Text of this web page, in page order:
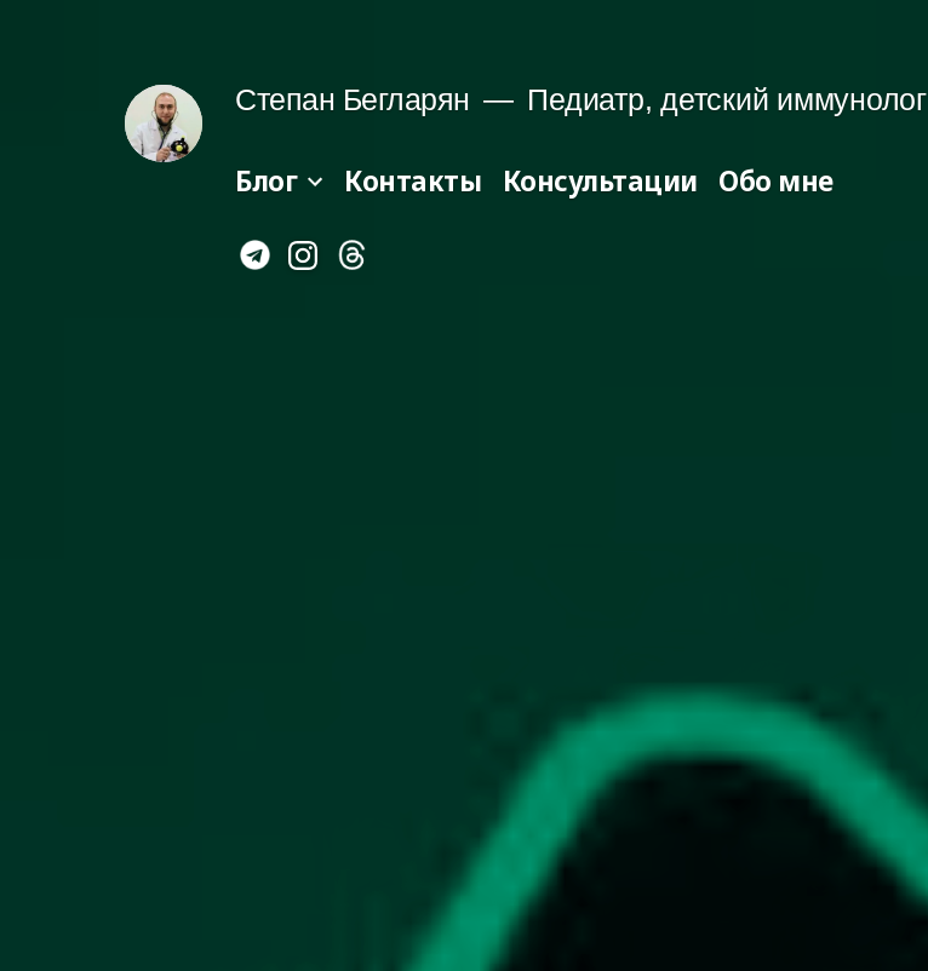
Степан Бегларян Педиатр, детский иммунолог
Блог Контакты Консультации Обо мне
TelegramInstagram
Threads